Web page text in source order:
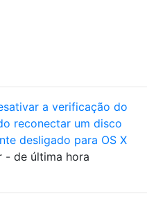
a verificação do
reconectar um disco
desligado para OS X
- de última hora